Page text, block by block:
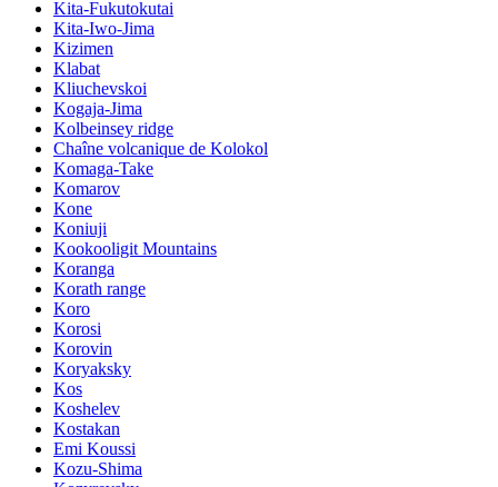
Kita-Fukutokutai
Kita-Iwo-Jima
Kizimen
Klabat
Kliuchevskoi
Kogaja-Jima
Kolbeinsey ridge
Chaîne volcanique de Kolokol
Komaga-Take
Komarov
Kone
Koniuji
Kookooligit Mountains
Koranga
Korath range
Koro
Korosi
Korovin
Koryaksky
Kos
Koshelev
Kostakan
Emi Koussi
Kozu-Shima